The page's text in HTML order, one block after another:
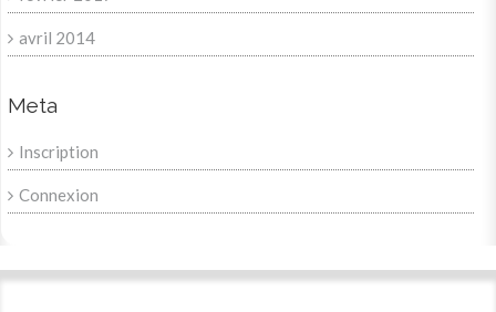
avril 2014
Meta
Inscription
Connexion